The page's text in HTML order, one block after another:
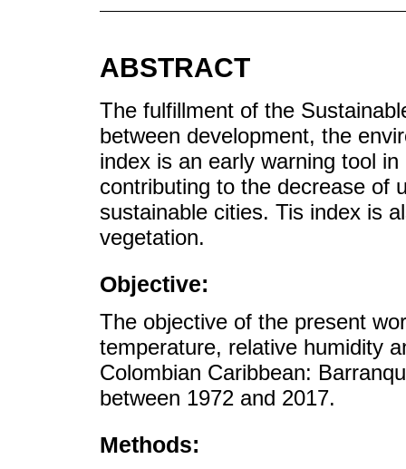
ABSTRACT
The fulfillment of the
between development, the
index is an early warning tool
contributing to the decrease of
sustainable cities. Tis index is
vegetation.
Objective:
The objective of the present
temperature, relative humidity
Colombian Caribbean:
between 1972 and 2017.
Methods: